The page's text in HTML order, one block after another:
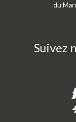
du
Suivez